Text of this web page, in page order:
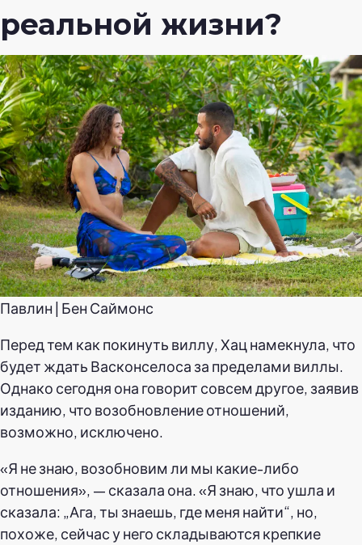
реальной жизни?
Павлин | Бен Саймонс
Перед тем как покинуть виллу, Хац намекнула, что
будет ждать Васконселоса за пределами виллы.
Однако сегодня она говорит совсем другое, заявив
изданию, что возобновление отношений,
возможно, исключено.
«Я не знаю, возобновим ли мы какие-либо
отношения», — сказала она. «Я знаю, что ушла и
сказала: „Ага, ты знаешь, где меня найти“, но,
похоже, сейчас у него складываются крепкие